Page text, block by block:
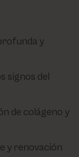
y
signos del
de colágeno y
y renovación